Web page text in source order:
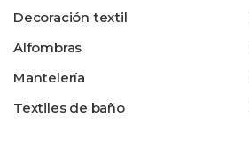
Decoración textil
Alfombras
Mantelería
Textiles de baño